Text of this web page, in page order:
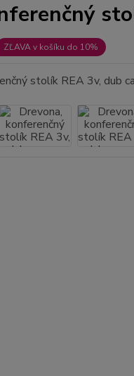
ZĽAVA v košíku do 10%